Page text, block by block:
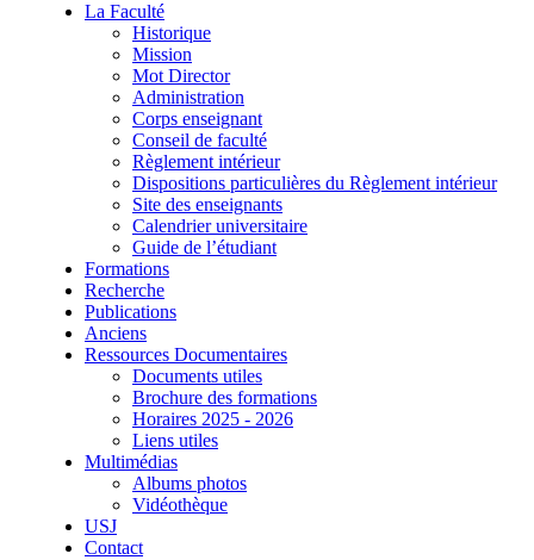
La Faculté
Historique
Mission
Mot Director
Administration
Corps enseignant
Conseil de faculté
Règlement intérieur
Dispositions particulières du Règlement intérieur
Site des enseignants
Calendrier universitaire
Guide de l’étudiant
Formations
Recherche
Publications
Anciens
Ressources Documentaires
Documents utiles
Brochure des formations
Horaires 2025 - 2026
Liens utiles
Multimédias
Albums photos
Vidéothèque
USJ
Contact